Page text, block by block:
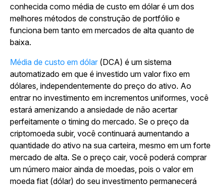
conhecida como média de custo em dólar é um dos
melhores métodos de construção de portfólio e
funciona bem tanto em mercados de alta quanto de
baixa.
Média de custo em dólar (DCA) é um sistema
automatizado em que é investido um valor fixo em
dólares, independentemente do preço do ativo. Ao
entrar no investimento em incrementos uniformes, você
estará amenizando a ansiedade de não acertar
perfeitamente o timing do mercado. Se o preço da
criptomoeda subir, você continuará aumentando a
quantidade do ativo na sua carteira, mesmo em um forte
mercado de alta. Se o preço cair, você poderá comprar
um número maior ainda de moedas, pois o valor em
moeda fiat (dólar) do seu investimento permanecerá